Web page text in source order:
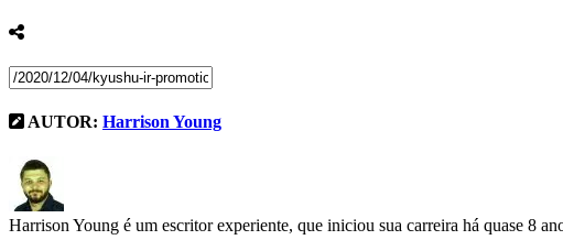
AUTOR: Harrison Young
Harrison Young é um escritor experiente, que iniciou sua carreira há quase 8